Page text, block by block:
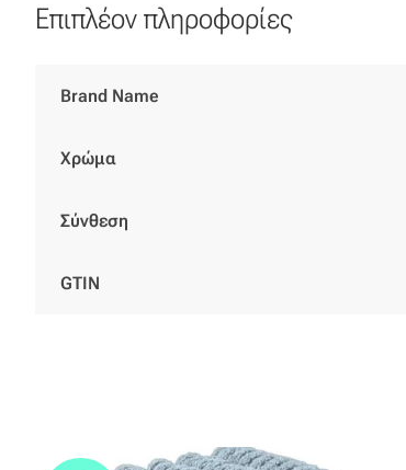
Επιπλέον πληροφορίες
Brand Name
Χρώμα
Σύνθεση
GTIN